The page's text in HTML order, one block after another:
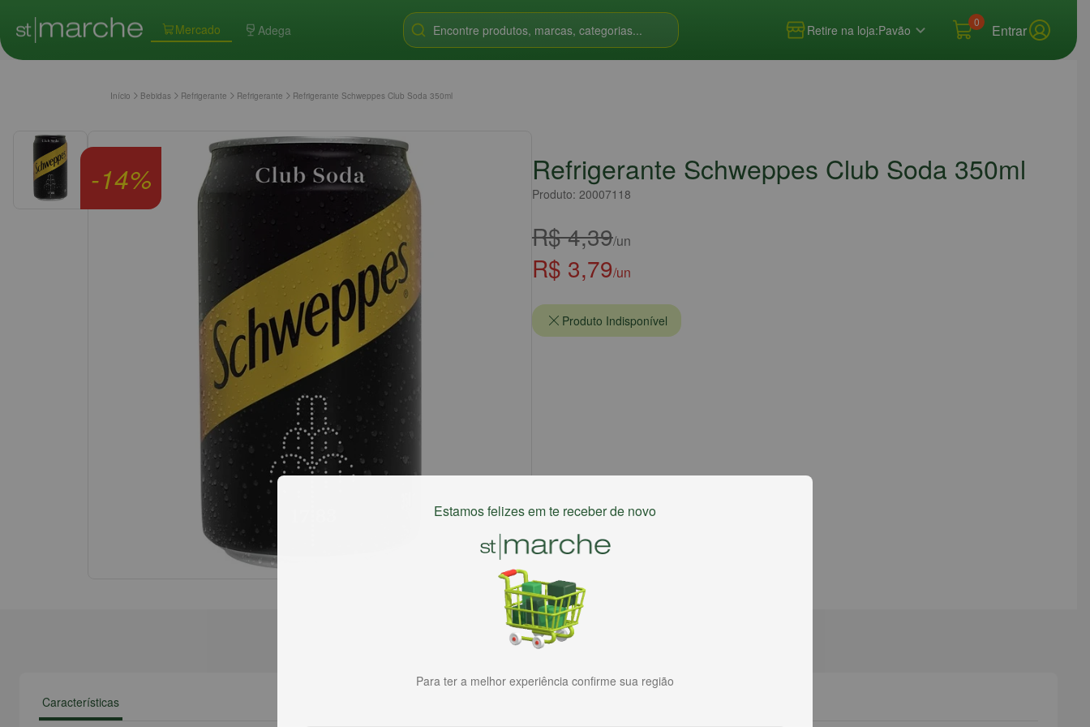
Mercado Adega Encontre produtos, marcas, categorias... Retire na loja:Pavão
0 Entrar
Início Bebidas Refrigerante Refrigerante Refrigerante Schweppes Club Soda 350ml
-14% Refrigerante Schweppes Club Soda 350ml
Produto: 20007118
R$ 4,39/un
R$ 3,79/un
Produto Indisponível
Características
Estamos felizes em te receber de novo
Para ter a melhor experiência confirme sua região